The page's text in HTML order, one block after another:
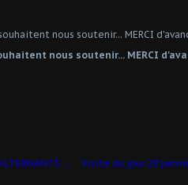
nous soutenir... MERCI
Visite du jour 18 Janvier 2023 : ALTERNANTS DE SGGF Emerchicourt-Aniche